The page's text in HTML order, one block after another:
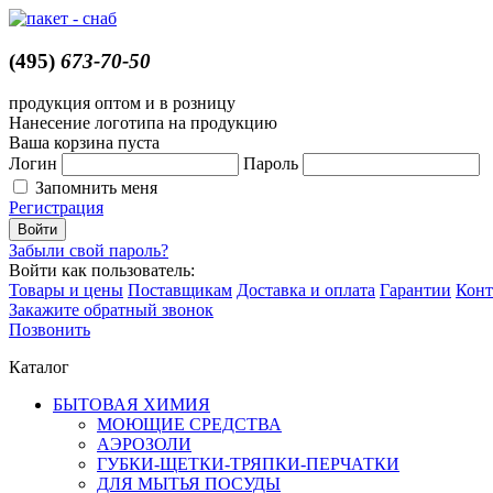
(495) 673-70-50
продукция оптом и в розницу
Нанесение логотипа на продукцию
Ваша корзина пуста
Логин
Пароль
Запомнить меня
Регистрация
Забыли свой пароль?
Войти как пользователь:
Товары и цены Поставщикам Доставка и оплата Гарантии
Закажите обратный звонок
Позвонить
Каталог
БЫТОВАЯ ХИМИЯ
МОЮЩИЕ СРЕДСТВА
АЭРОЗОЛИ
ГУБКИ-ЩЕТКИ-ТРЯПКИ-ПЕРЧАТКИ
ДЛЯ МЫТЬЯ ПОСУДЫ